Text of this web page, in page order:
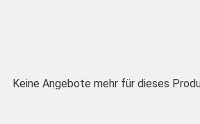
Keine Angebote mehr für dieses